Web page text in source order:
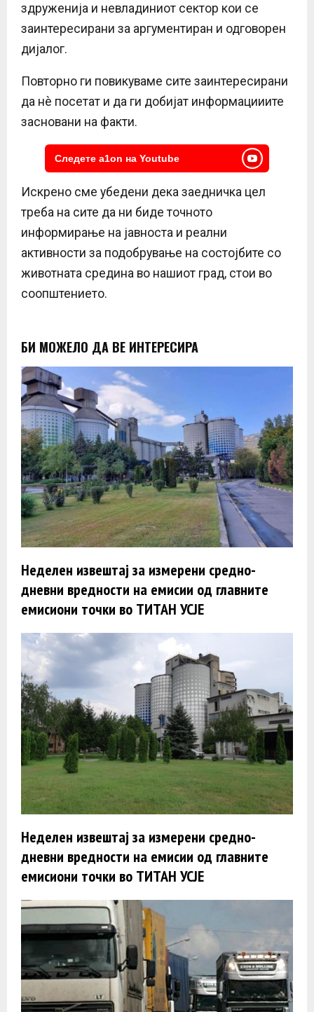
здруженија и невладиниот сектор кои се
заинтересирани за аргументиран и одговорен
дијалог.
Повторно ги повикуваме сите заинтересирани
да нѐ посетат и да ги добијат информацииите
засновани на факти.
Следете a1on на Youtube
Искрено сме убедени дека заедничка цел
треба на сите да ни биде точното
информирање на јавноста и реални
активности за подобрување на состојбите со
животната средина во нашиот град, стои во
соопштението.
БИ МОЖЕЛО ДА ВЕ ИНТЕРЕСИРА
Неделен извештај за измерени средно-
дневни вредности на емисии од главните
емисиони точки во ТИТАН УСЈЕ
Неделен извештај за измерени средно-
дневни вредности на емисии од главните
емисиони точки во ТИТАН УСЈЕ